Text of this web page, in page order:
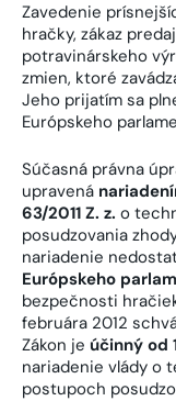
Zavedenie
hračky, zákaz
potravinárskeho
zmien, ktoré
Jeho prijatím sa
Európskeho
Súčasná právna
upravená
63/2011 Z. z. o
posudzovania
nariadenie
Európskeho
bezpečnosti
februára 2012
Zákon je účinný od
nariadenie vlády o
postupoch